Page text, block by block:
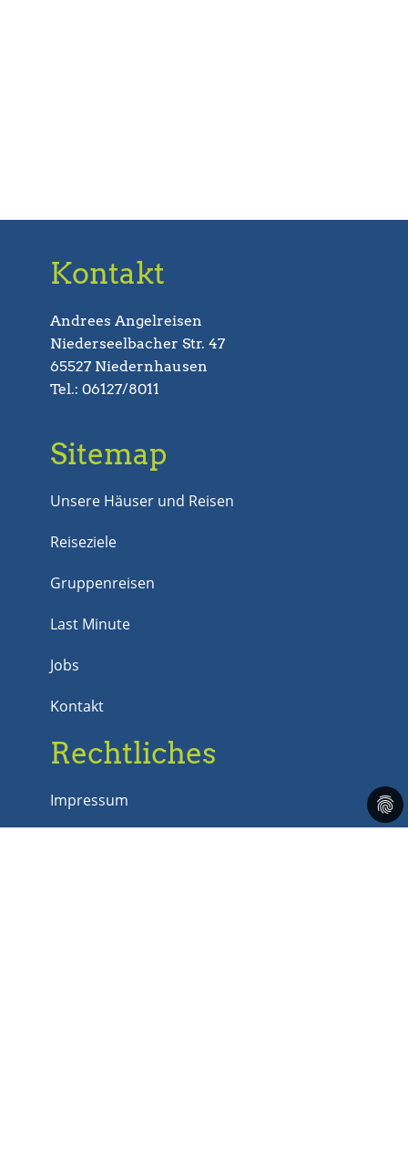
Kontakt
Andrees Angelreisen
Niederseelbacher Str. 47
65527 Niedernhausen
Tel.: 06127/8011
Sitemap
Unsere Häuser und Reisen
Reiseziele
Gruppenreisen
Last Minute
Jobs
Kontakt
Rechtliches
Impressum